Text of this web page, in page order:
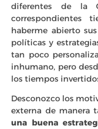
diferentes de la
correspondientes
haberme abierto
políticas y
tan poco
inhumano, pero
los tiempos
Desconozco los
externa de manera
una buena